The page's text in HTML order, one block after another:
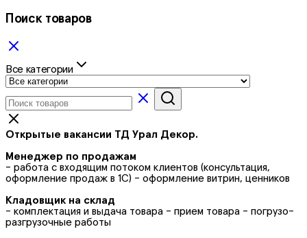
Поиск товаров
Все категории
Открытые вакансии ТД Урал Декор.
Менеджер по продажам
- работа с входящим потоком клиентов (консультация,
оформление продаж в 1С) - оформление витрин, ценников
Кладовщик на склад
- комплектация и выдача товара - прием товара - погрузо-
разгрузочные работы